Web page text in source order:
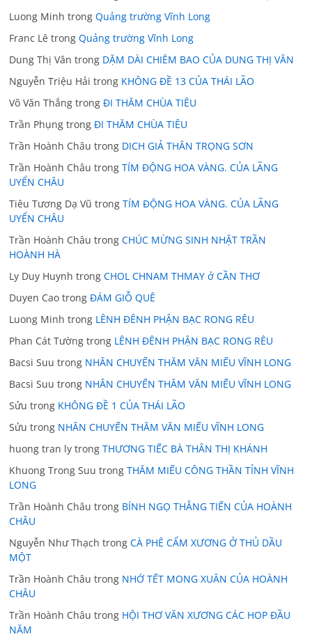
Luong Minh trongQuảng trường Vĩnh Long
Franc Lê trongQuảng trường Vĩnh Long
Dung Thị Vân trong DẶM DÀI CHIÊM BAO CỦA DUNG THỊ VÂN
Nguyễn Triệu Hải trong KHÔNG ĐỀ 13 CỦA THÁI LÃO
Võ Văn Thắng trongĐI THĂM CHÙA TIÊU
Trần Phụng trongĐI THĂM CHÙA TIÊU
Trần Hoành Châu trong DICH GIẢ THÂN TRỌNG SƠN
Trần Hoành Châu trongTÍM ĐỘNG HOA VÀNG. CỦA LÃNG
UYỂN CHÂU
Tiêu Tương Dạ Vũ trongTÍM ĐỘNG HOA VÀNG. CỦA LÃNG
UYỂN CHÂU
Trần Hoành Châu trongCHÚC MỪNG SINH NHẬT TRẦN
HOÀNH HÀ
Ly Duy Huynh trongCHOL CHNAM THMAY ở CẦN THƠ
Duyen Cao trongĐÁM GIỖ QUÊ
Luong Minh trong LÊNH ĐÊNH PHẬN BẠC RONG RÊU
Phan Cát Tường trong LÊNH ĐÊNH PHẬN BẠC RONG RÊU
Bacsi Suu trong NHÂN CHUYẾN THĂM VĂN MIẾU VĨNH LONG
Bacsi Suu trong NHÂN CHUYẾN THĂM VĂN MIẾU VĨNH LONG
Sửu trong KHÔNG ĐỀ 1 CỦA THÁI LÃO
Sửu trong NHÂN CHUYẾN THĂM VĂN MIẾU VĨNH LONG
huong tran ly trongTHƯƠNG TIẾC BÀ THÂN THỊ KHÁNH
Khuong Trong Suu trongTHĂM MIẾU CÔNG THẦN TỈNH VĨNH
LONG
Trần Hoành Châu trong BÍNH NGỌ THẲNG TIẾN CỦA HOÀNH
CHÂU
Nguyễn Như Thạch trongCÀ PHÊ CẨM XƯƠNG Ở THỦ DẦU
MỘT
Trần Hoành Châu trong NHỚ TẾT MONG XUÂN CỦA HOÀNH
CHÂU
Trần Hoành Châu trong HỘI THƠ VĂN XƯƠNG CÁC HOP ĐẦU
NĂM